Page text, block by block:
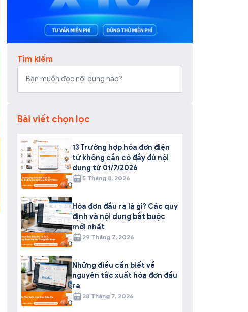
Tìm kiếm
Bài viết chọn lọc
13 Trường hợp hóa đơn điện
tử không cần có đầy đủ nội
dung từ 01/7/2026
5 Tháng 8, 2026
Hóa đơn đầu ra là gì? Các quy
định và nội dung bắt buộc
mới nhất
29 Tháng 7, 2026
Những điều cần biết về
nguyên tắc xuất hóa đơn đầu
ra
28 Tháng 7, 2026